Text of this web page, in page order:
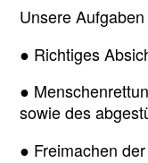
Unsere
● Richtiges
●
sowie des
● Freimachen